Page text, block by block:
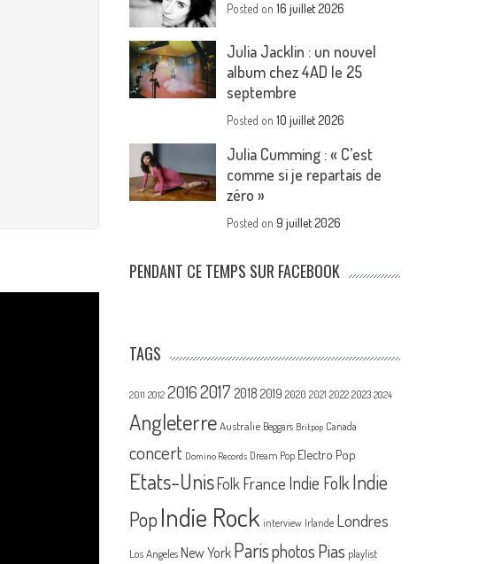
Posted on16 juillet 2026
Julia Jacklin : un nouvel
album chez 4AD le 25
septembre
Posted on10 juillet 2026
Julia Cumming : « C’est
comme si je repartais de
zéro »
Posted on9 juillet 2026
PENDANT CE TEMPS SUR FACEBOOK
TAGS
2011 2012 20162017 2018 2019 2020 2021 2022 2023 2024
Angleterre Australie Beggars Britpop Canada
concert Domino Records Dream Pop Electro Pop
Etats-UnisFolk France Indie FolkIndie
PopIndie Rock interview Irlande Londres
Los Angeles New York Parisphotos Pias playlist